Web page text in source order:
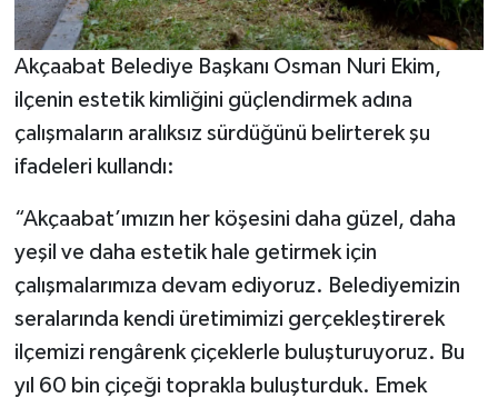
Akçaabat Belediye Başkanı Osman Nuri Ekim,
ilçenin estetik kimliğini güçlendirmek adına
çalışmaların aralıksız sürdüğünü belirterek şu
ifadeleri kullandı:
“Akçaabat’ımızın her köşesini daha güzel, daha
yeşil ve daha estetik hale getirmek için
çalışmalarımıza devam ediyoruz. Belediyemizin
seralarında kendi üretimimizi gerçekleştirerek
ilçemizi rengârenk çiçeklerle buluşturuyoruz. Bu
yıl 60 bin çiçeği toprakla buluşturduk. Emek